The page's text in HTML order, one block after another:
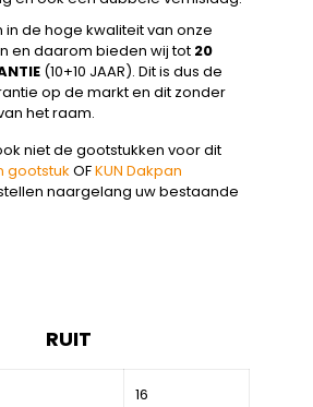
in de hoge kwaliteit van onze
en daarom bieden wij tot 20
(10+10 JAAR). Dit is dus de
op de markt en dit zonder
het raam.
niet de gootstukken voor dit
gootstuk OFKUN Dakpan
naargelang uw bestaande
RUIT
16